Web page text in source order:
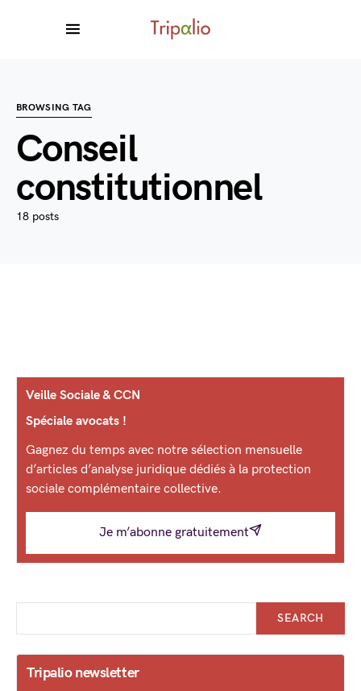
BROWSING TAG
Conseil
constitutionnel
18 posts
Veille Sociale & CCN
Spéciale avocats !
Gagnez du temps avec notre sélection mensuelle
d’articles d’analyse juridique dédiés à la protection
sociale complémentaire collective.
Je m’abonne gratuitement
SEARCH
Tripalio newsletter